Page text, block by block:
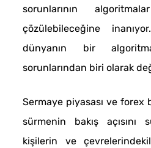
sorunlarının
çözülebileceğine
dünyanın bir
sorunlarından biri olarak
Sermaye piyasası ve forex
sürmenin bakış açısını
kişilerin ve